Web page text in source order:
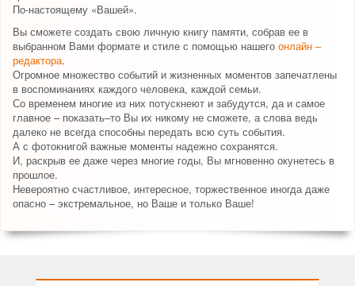
По-настоящему «Вашей».
Вы сможете создать свою личную книгу памяти, собрав ее в
выбранном Вами формате и стиле с помощью нашего онлайн –
редактора.
Огромное множество событий и жизненных моментов запечатлены
в воспоминаниях каждого человека, каждой семьи.
Со временем многие из них потускнеют и забудутся, да и самое
главное – показать–то Вы их никому не сможете, а слова ведь
далеко не всегда способны передать всю суть события.
А с фотокнигой важные моменты надежно сохранятся.
И, раскрыв ее даже через многие годы, Вы мгновенно окунетесь в
прошлое.
Невероятно счастливое, интересное, торжественное иногда даже
опасно – экстремальное, но Ваше и только Ваше!